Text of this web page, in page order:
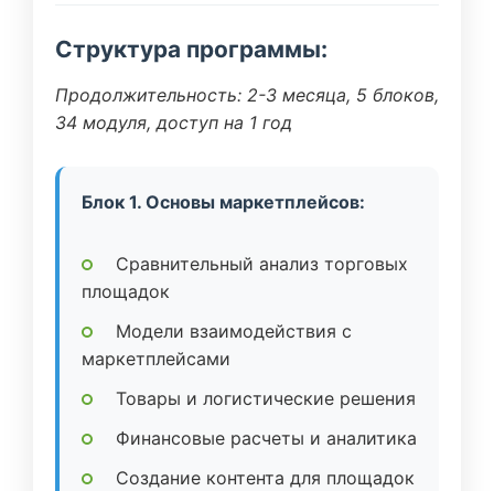
Структура программы:
Продолжительность: 2-3 месяца, 5 блоков,
34 модуля, доступ на 1 год
Блок 1. Основы маркетплейсов:
Сравнительный анализ торговых
площадок
Модели взаимодействия с
маркетплейсами
Товары и логистические решения
Финансовые расчеты и аналитика
Создание контента для площадок